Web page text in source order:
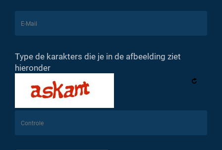
Type de karakters die je in de afbeelding ziet
hieronder